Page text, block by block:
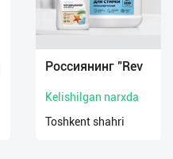
Россиянинг "Rev
Kelishilgan narxda
Toshkent shahri